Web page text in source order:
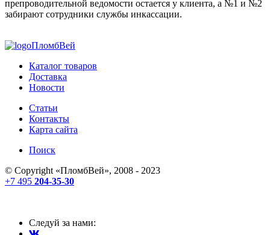
препроводительной ведомости остается у клиента, а №1 и №2
забирают сотрудники службы инкассации.
ПломбВей
Каталог товаров
Доставка
Новости
Статьи
Контакты
Карта сайта
Поиск
© Copyright «ПломбВей», 2008 - 2023
+7 495 204-35-30
Следуй за нами: